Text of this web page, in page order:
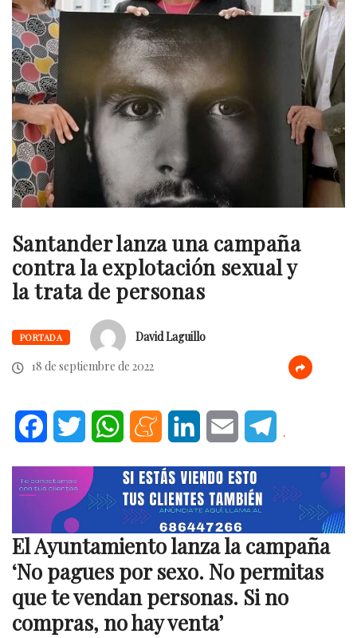
Santander lanza una campaña
contra la explotación sexual y
la trata de personas
PORTADA
David Laguillo
18 de septiembre de 2022
FacebookTwitter WhatsAppMeneameLinkedInEmail .
El Ayuntamiento lanza la campaña
‘No pagues por sexo. No permitas
que te vendan personas. Si no
compras, no hay venta’